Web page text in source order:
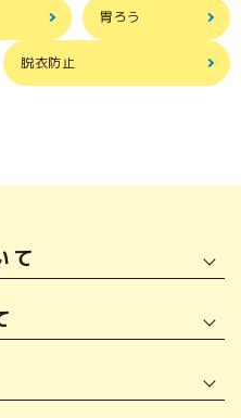
胃ろう
脱衣防止
て